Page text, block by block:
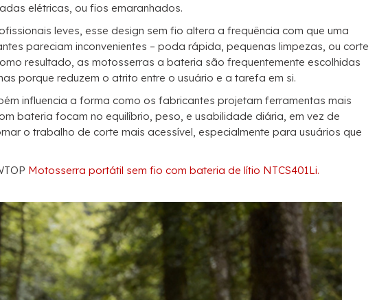
elétricas, ou fios emaranhados.
leves, esse design sem fio altera a frequência com que uma
pareciam inconvenientes – poda rápida, pequenas limpezas, ou corte
resultado, as motosserras a bateria são frequentemente escolhidas
porque reduzem o atrito entre o usuário e a tarefa em si.
influencia a forma como os fabricantes projetam ferramentas mais
bateria focam no equilíbrio, peso, e usabilidade diária, em vez de
o trabalho de corte mais acessível, especialmente para usuários que
Motosserra portátil sem fio com bateria de lítio NTCS401Li.